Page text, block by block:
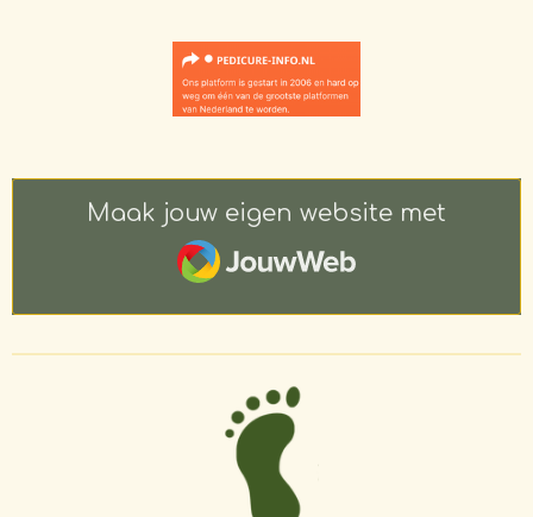
Maak jouw eigen website met
JouwWeb